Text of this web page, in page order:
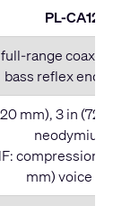
PL-CA12
range
bass reflex
mm), 3 in
neodymium
compression
mm) voice